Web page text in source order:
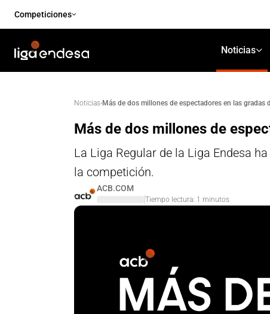
Competiciones
Noticias
Noticias·Más de dos millones de espectadores en las gradas
Más de dos millones de
La Liga Regular de la Liga Endesa
la competición.
ACB.COM
Tiempo lectura: 1 minutos